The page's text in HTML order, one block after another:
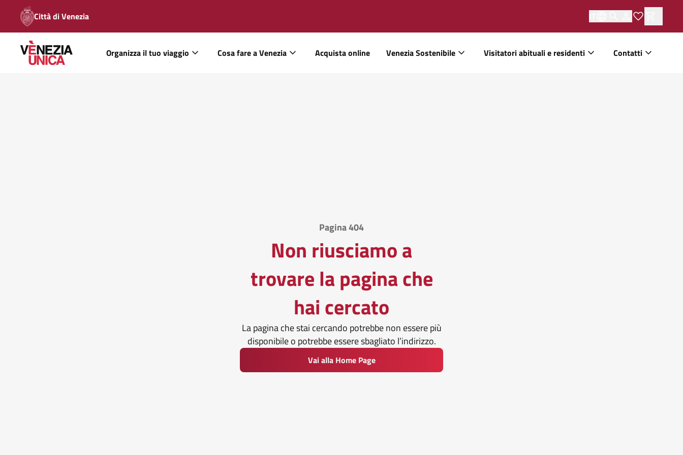
Città di Venezia
Organizza il tuo viaggio Cosa fare a Venezia Acquista online Venezia Sostenibile Visitatori abituali e residenti Contatti
Pagina 404
Non riusciamo a
trovare la pagina che
hai cercato
La pagina che stai cercando potrebbe non essere più
disponibile o potrebbe essere sbagliato l’indirizzo.
Vai alla Home Page